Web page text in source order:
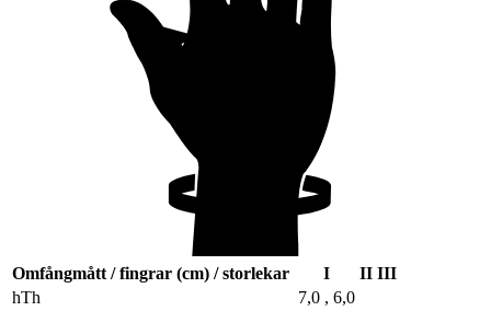
Omfångmått / fingrar (cm) / storlekar I II III
hTh
7,0 , 6,0